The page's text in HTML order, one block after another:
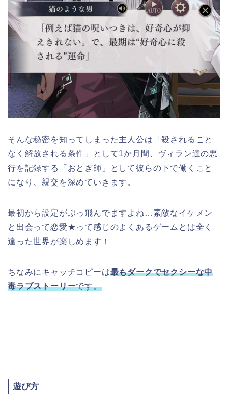
そんな秘密を知ってしまった主人公は「殺されること
なく解放される条件」として1か月間、ヴィラン達の悪
行を記録する「おとぎ師」として彼らの下で働くこと
になり、親交を深めていきます。
最初から設定がぶっ飛んでますよね…素敵なイケメン
と出会って恋愛★って感じのよくあるゲームとは全く
違った世界が楽しめます！
ちなみにキャッチコピーは最もダークでセクシーな中
毒ラブストーリーです。
遊び方